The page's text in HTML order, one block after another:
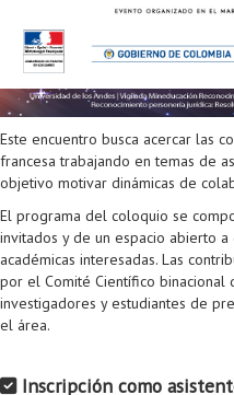
Este encuentro busca acercar las
francesa trabajando en temas de
objetivo motivar dinámicas de
El programa del coloquio se
invitados y de un espacio abierto
académicas interesadas. Las
por el Comité Científico
investigadores y estudiantes de
el área.
Inscripción como
Tarifas
Grado